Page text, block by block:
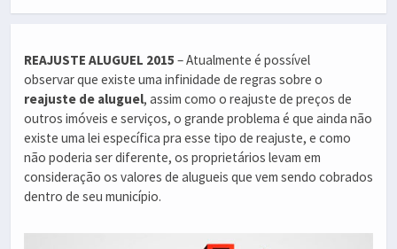
REAJUSTE ALUGUEL 2015 – Atualmente é possível
observar que existe uma infinidade de regras sobre o
reajuste de aluguel, assim como o reajuste de preços de
outros imóveis e serviços, o grande problema é que ainda não
existe uma lei específica pra esse tipo de reajuste, e como
não poderia ser diferente, os proprietários levam em
consideração os valores de alugueis que vem sendo cobrados
dentro de seu município.